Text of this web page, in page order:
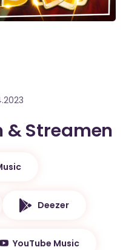
& Streamen
Deezer
YouTube Music